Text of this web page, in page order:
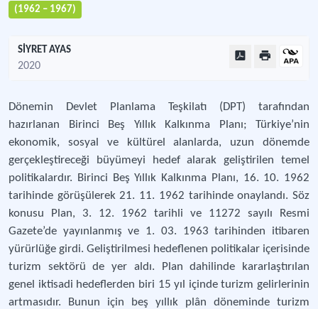
(1962 – 1967)
SİYRET AYAS
2020
Dönemin Devlet Planlama Teşkilatı (DPT) tarafından
hazırlanan Birinci Beş Yıllık Kalkınma Planı; Türkiye’nin
ekonomik, sosyal ve kültürel alanlarda, uzun dönemde
gerçekleştireceği büyümeyi hedef alarak geliştirilen temel
politikalardır. Birinci Beş Yıllık Kalkınma Planı, 16. 10. 1962
tarihinde görüşülerek 21. 11. 1962 tarihinde onaylandı. Söz
konusu Plan, 3. 12. 1962 tarihli ve 11272 sayılı Resmi
Gazete’de yayınlanmış ve 1. 03. 1963 tarihinden itibaren
yürürlüğe girdi. Geliştirilmesi hedeflenen politikalar içerisinde
turizm sektörü de yer aldı. Plan dahilinde kararlaştırılan
genel iktisadi hedeflerden biri 15 yıl içinde turizm gelirlerinin
artmasıdır. Bunun için beş yıllık plân döneminde turizm